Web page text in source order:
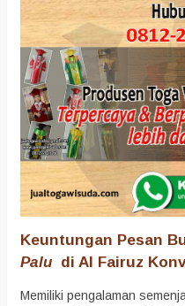
Keuntungan Pesan
Palu di Al Fairuz
Memiliki pengalaman